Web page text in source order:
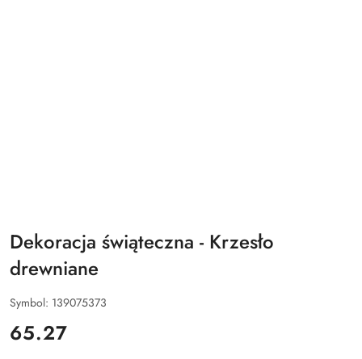
Dekoracja świąteczna - Krzesło
drewniane
Symbol: 139075373
cena:
65.27